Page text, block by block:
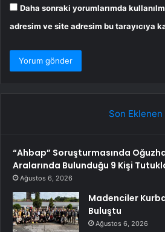
Daha sonraki yorumlarımda
adresim ve site adresim bu tarayıcıya
Son Eklenen
“Ahbap” Soruşturmasında
Aralarında Bulunduğu 9 Kişi
Ağustos 6, 2026
Madenciler
Buluştu
Ağustos 6, 2026